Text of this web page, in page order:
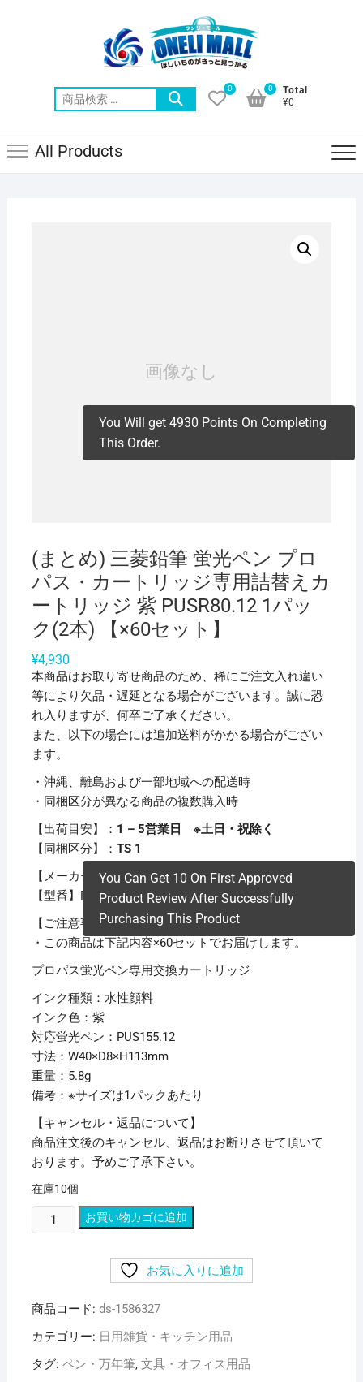
索
0
Total
¥0
0
All Products
(まとめ) 三菱鉛筆 蛍光ペン プロ
パス・カートリッジ専用詰替えカ
ートリッジ 紫 PUSR80.12 1パッ
ク(2本) 【×60セット】
¥4,930
本商品はお取り寄せ商品のため、稀にご注文入れ違い
等により欠品・遅延となる場合がございます。誠に恐
れ入りますが、何卒ご了承ください。
また、以下の場合には追加送料がかかる場合がござい
ます。
・沖縄、離島および一部地域への配送時
・同梱区分が異なる商品の複数購入時
【出荷目安】： 1 – 5営業日 ※土日・祝除く
【同梱区分】： TS 1
【メーカー名】三菱鉛筆
【型番】PUSR80.12
【ご注意事項】
・この商品は下記内容×60セットでお届けします。
プロパス蛍光ペン専用交換カートリッジ
インク種類：水性顔料
インク色：紫
対応蛍光ペン：PUS155.12
寸法：W40×D8×H113mm
重量：5.8g
備考：※サイズは1パックあたり
【キャンセル・返品について】
商品注文後のキャンセル、返品はお断りさせて頂いて
おります。予めご了承下さい。
在庫10個
You Will get 4930 Points On Completing
This Order.
You Can Get 10 On First Approved
Product Review After Successfully
Purchasing This Product
と
鉛
筆
光
お買い物カゴに追加
お気に入りに追加
商品コード: ds-1586327
カテゴリー: 日用雑貨・キッチン用品
タグ: ペン・万年筆, 文具・オフィス用品